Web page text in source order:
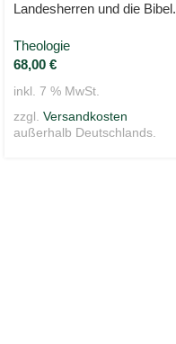
Landesherren und die Bibel.
Theologie
68,00 €
inkl. 7 % MwSt.
zzgl. Versandkosten
außerhalb Deutschlands.